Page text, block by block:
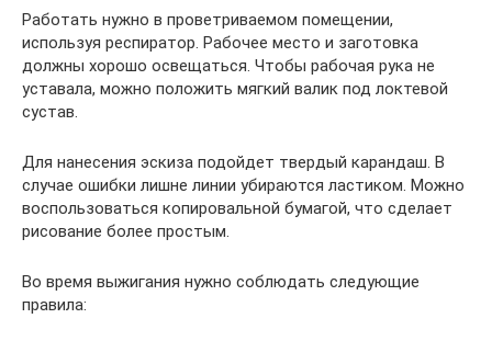
Работать нужно в проветриваемом помещении,
используя респиратор. Рабочее место и заготовка
должны хорошо освещаться. Чтобы рабочая рука не
уставала, можно положить мягкий валик под локтевой
сустав.
Для нанесения эскиза подойдет твердый карандаш. В
случае ошибки лишне линии убираются ластиком. Можно
воспользоваться копировальной бумагой, что сделает
рисование более простым.
Во время выжигания нужно соблюдать следующие
правила: